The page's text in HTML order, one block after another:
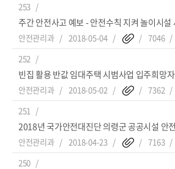
253
주간 안전사고 예보 - 안전수칙 지켜 놀이시설
안전관리과 2018-05-04
7046
252
빈집 활용 반값 임대주택 시범사업 입주희망
안전관리과 2018-05-02
7362
251
2018년 국가안전대진단 의령군 공공시설 안
안전관리과 2018-04-23
7163
250